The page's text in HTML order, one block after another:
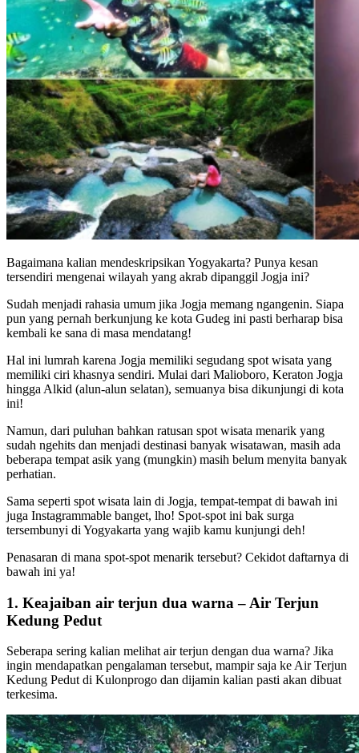
Bagaimana kalian mendeskripsikan Yogyakarta? Punya kesan
tersendiri mengenai wilayah yang akrab dipanggil Jogja ini?
Sudah menjadi rahasia umum jika Jogja memang ngangenin. Siapa
pun yang pernah berkunjung ke kota Gudeg ini pasti berharap bisa
kembali ke sana di masa mendatang!
Hal ini lumrah karena Jogja memiliki segudang spot wisata yang
memiliki ciri khasnya sendiri. Mulai dari Malioboro, Keraton Jogja
hingga Alkid (alun-alun selatan), semuanya bisa dikunjungi di kota
ini!
Namun, dari puluhan bahkan ratusan spot wisata menarik yang
sudah ngehits dan menjadi destinasi banyak wisatawan, masih ada
beberapa tempat asik yang (mungkin) masih belum menyita banyak
perhatian.
Sama seperti spot wisata lain di Jogja, tempat-tempat di bawah ini
juga Instagrammable banget, lho! Spot-spot ini bak surga
tersembunyi di Yogyakarta yang wajib kamu kunjungi deh!
Penasaran di mana spot-spot menarik tersebut? Cekidot daftarnya di
bawah ini ya!
1. Keajaiban air terjun dua warna – Air Terjun
Kedung Pedut
Seberapa sering kalian melihat air terjun dengan dua warna? Jika
ingin mendapatkan pengalaman tersebut, mampir saja ke Air Terjun
Kedung Pedut di Kulonprogo dan dijamin kalian pasti akan dibuat
terkesima.